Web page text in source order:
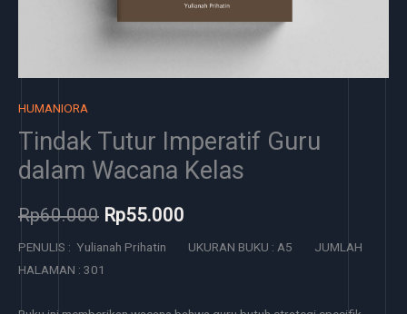
HUMANIORA
Tindak Tutur Imperatif Guru
dalam Wacana Kelas
Rp60.000 Rp55.000
PENULIS : Yulianah Prihatin UKURAN BUKU : A5 JUMLAH
HALAMAN : 301